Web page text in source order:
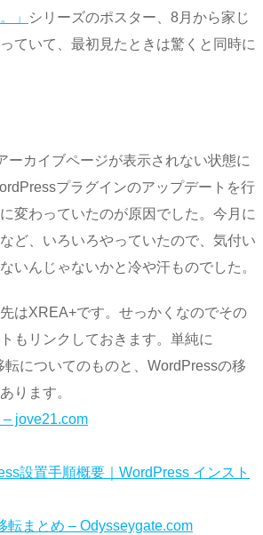
」
シリーズのポスター、8月から家じ
ていて、最初見たときは驚くと同時に
ーカイブページが表示されない状態に
プラグインのアップデートを行
変わっていたのが原因でした。今月に
ど、いろいろやっていたので、気付い
いんじゃないかと冷や汗ものでした。
はXREA+です。せっかくなのでその
もリンクしておきます。単純に
についてのものと、WordPressの移
ります。
jove21.com
設置手順概要｜WordPress インスト
転まとめ – Odysseygate.com